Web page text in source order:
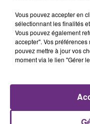
Jusqu' Ici Tout Va
Vous pouvez accepter en
sélectionnant les finalités
Vous pouvez également
accepter". Vos
pouvez mettre à jour vos
moment via le lien "Gérer